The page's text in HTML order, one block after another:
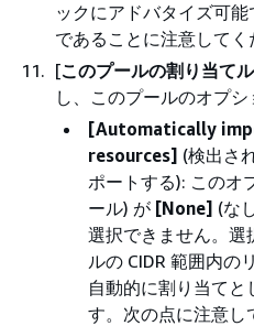
ックにアドバタイズ可
であることに注意してく
[このプールの割り当て
し、このプールのオプシ
[Automatically
resources] (検出さ
ポートする): このオ
ール) が [None] (な
選択できません。選
ルの CIDR 範囲内の
自動的に割り当てと
す。次の点に注意し